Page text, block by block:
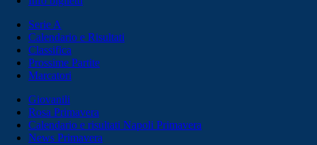
Serie A
Calendario e Risultati
Classifica
Prossime Partite
Marcatori
Giovanili
Rosa Primavera
Calendario e risultati Napoli Primavera
News Primavera